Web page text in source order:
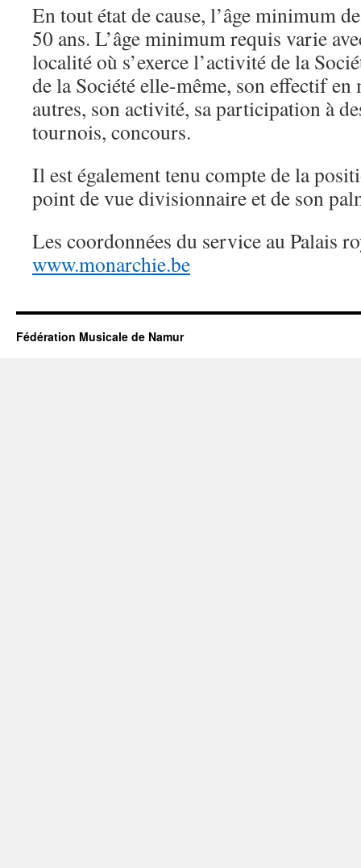
En tout état de cause, l’âge minimum
50 ans. L’âge minimum requis varie
localité où s’exerce l’activité de la
de la Société elle-même, son effectif en
autres, son activité, sa participation à
tournois, concours.
Il est également tenu compte de la
point de vue divisionnaire et de son
Les coordonnées du service au Palais
www.monarchie.be
Fédération Musicale de Namur